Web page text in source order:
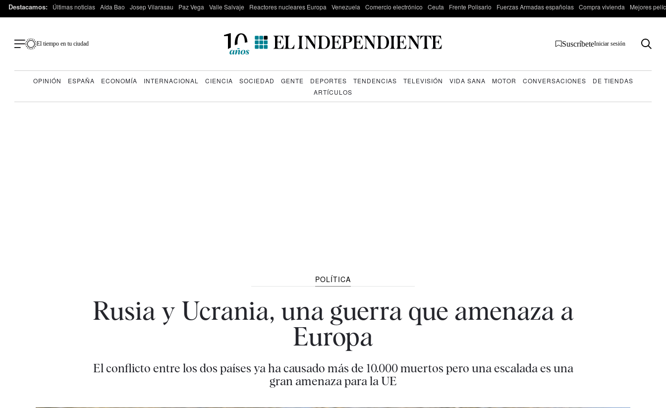
Destacamos: Últimas noticias Aída Bao Josep Vilarasau Paz Vega Valle Salvaje Reactores nucleares Europa Venezuela Comercio electrónico Ceuta Frente Polisario Fuerzas Armadas españolas Compra vivienda Mejores
El tiempo en tu ciudad SuscríbeteIniciar sesión
OPINIÓN ESPAÑA ECONOMÍA INTERNACIONAL CIENCIA SOCIEDAD GENTE DEPORTES TENDENCIAS TELEVISIÓN VIDA SANA MOTOR CONVERSACIONES
DE TIENDAS
ARTÍCULOS
POLÍTICA
Rusia y Ucrania, una guerra que amenaza a
Europa
El conflicto entre los dos países ya ha causado más de 10.000 muertos pero una escalada es una
gran amenaza para la UE